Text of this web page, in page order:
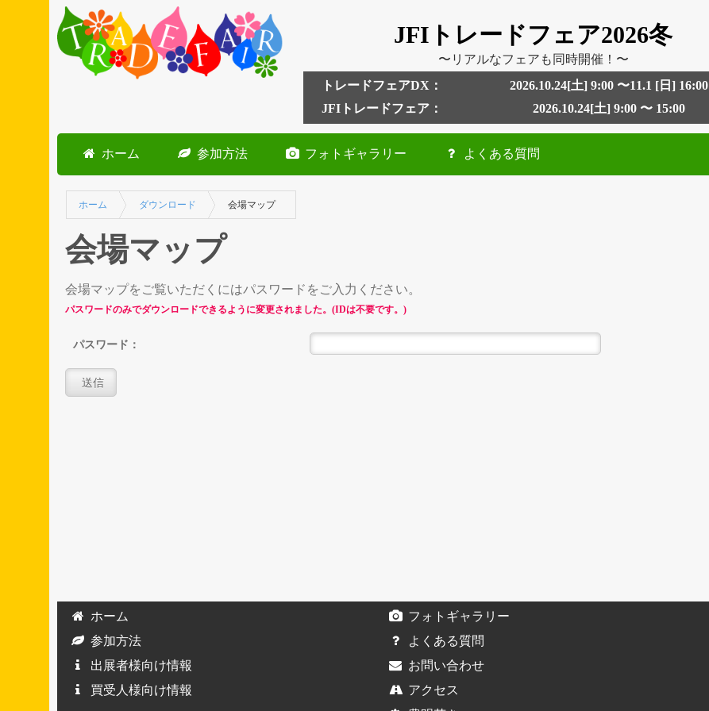
JFIトレードフェア2026冬
〜リアルなフェアも同時開催！〜
トレードフェアDX：
2026.10.24[土] 9:00 〜11.1 [日] 16:00
JFIトレードフェア：
2026.10.24[土] 9:00 〜 15:00
ホーム 参加方法 フォトギャラリー よくある質問
ホーム ダウンロード 会場マップ
会場マップ
会場マップをご覧いただくにはパスワードをご入力ください。
パスワードのみでダウンロードできるように変更されました。(IDは不要です。)
パスワード：
ホーム
参加方法
出展者様向け情報
買受人様向け情報
フォトギャラリー
よくある質問
お問い合わせ
アクセス